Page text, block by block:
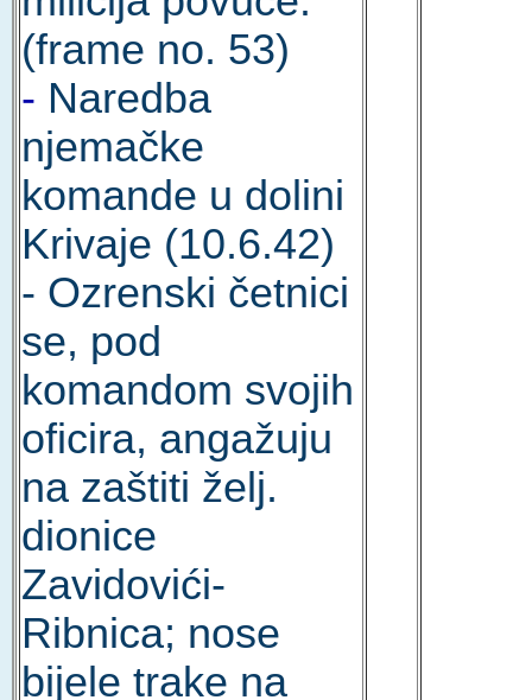
(frame no. 53)
- Naredba
njemačke
komande u dolini
Krivaje (10.6.42)
- Ozrenski četnici
se, pod
komandom svojih
oficira, angažuju
na zaštiti želj.
dionice
Zavidovići-
Ribnica; nose
bijele trake na